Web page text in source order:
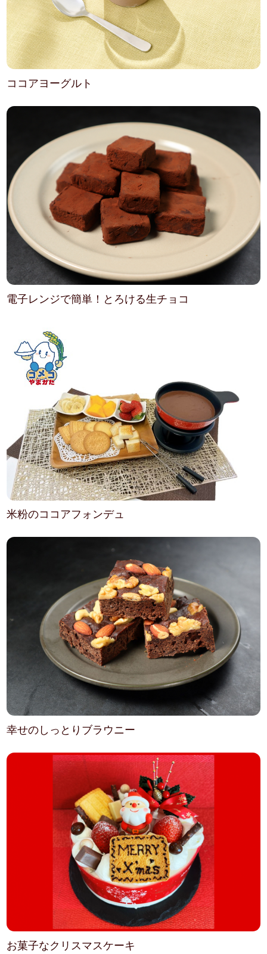
ココアヨーグルト
電子レンジで簡単！とろける生チョコ
米粉のココアフォンデュ
幸せのしっとりブラウニー
お菓子なクリスマスケーキ